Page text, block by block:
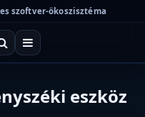
szoftver-ökoszisztéma
eszköz